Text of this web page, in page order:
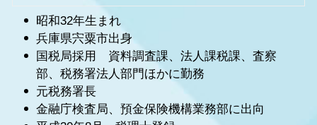
昭和32年生まれ
兵庫県宍粟市出身
国税局採用 資料調査課、法人課税課、査察
部、税務署法人部門ほかに勤務
元税務署長
金融庁検査局、預金保険機構業務部に出向